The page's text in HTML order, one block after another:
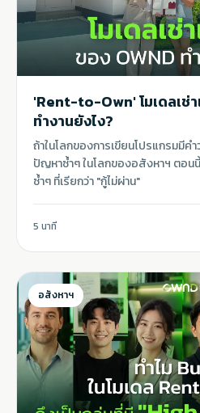
'Rent-to-Own' โมเดลเช่า
ทำงานยังไง?
ถ้าในโลกของการเขียนโปรแกรมมีค
ปัญหาซ้ำๆ ในโลกของอสังหาฯ ตอ
ซ้ำๆ ที่เรียกว่า "กู้ไม่ผ่าน"
5 นาที
อสังหาฯ